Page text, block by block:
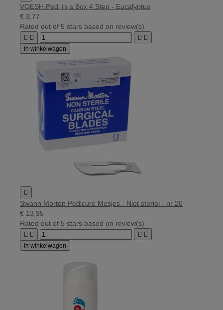
VOESH Pedi in a Box 4 Step - Eucalyptus
€ 3,77
Rated out of 5 stars based on review(s)
   
In winkelwagen

Swann Morton Pedicure Mesjes - Niet steriel - nr 20
€ 13,95
Rated out of 5 stars based on review(s)
   
In winkelwagen